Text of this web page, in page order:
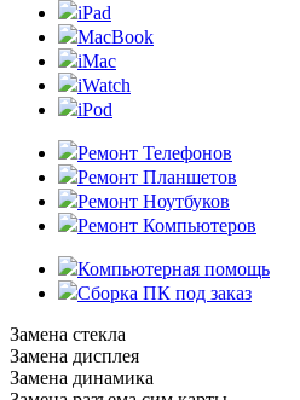
iPad
MacBook
iMac
iWatch
iPod
Ремонт Телефонов
Ремонт Планшетов
Ремонт Ноутбуков
Ремонт Компьютеров
Компьютерная помощь
Сборка ПК под заказ
Замена стекла
Замена дисплея
Замена динамика